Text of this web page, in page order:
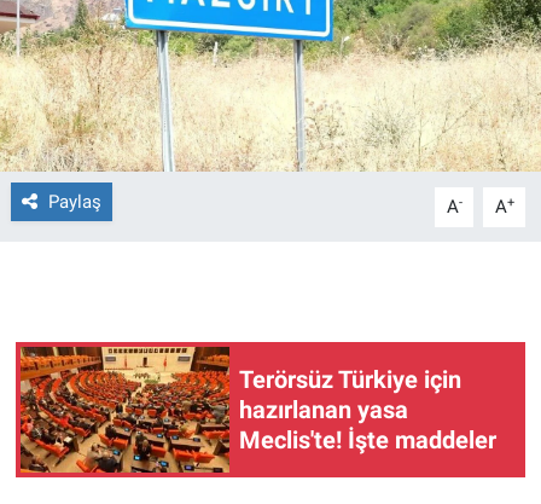
Paylaş A- A+
Terörsüz Türkiye için
hazırlanan yasa
Meclis'te! İşte maddeler
Ekonomi
Forum
Gerçeğin İzinde
Gün Başlıyor
Gün Ortası
Gündem Özel
Günün görüntüsü